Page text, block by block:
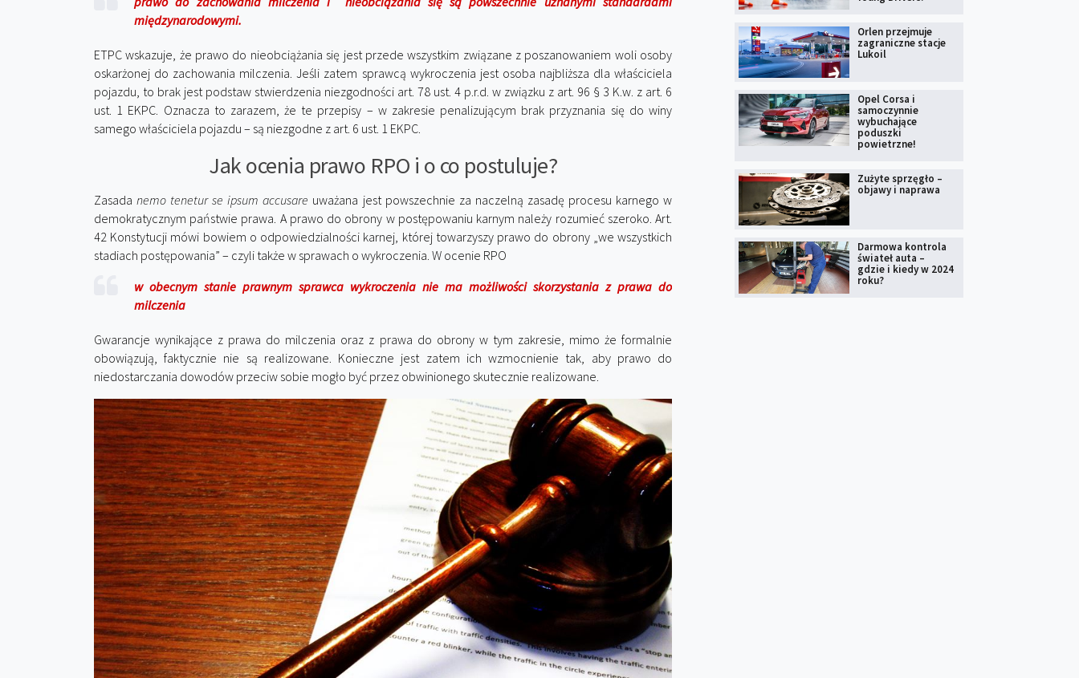
międzynarodowymi.
ETPC wskazuje, że prawo do nieobciążania się jest przede wszystkim związane z poszanowaniem woli osoby
oskarżonej do zachowania milczenia. Jeśli zatem sprawcą wykroczenia jest osoba najbliższa dla właściciela
pojazdu, to brak jest podstaw stwierdzenia niezgodności art. 78 ust. 4 p.r.d. w związku z art. 96 § 3 K.w. z art. 6
ust. 1 EKPC. Oznacza to zarazem, że te przepisy – w zakresie penalizującym brak przyznania się do winy
samego właściciela pojazdu – są niezgodne z art. 6 ust. 1 EKPC.
Jak ocenia prawo RPO i o co postuluje?
Zasadanemo tenetur se ipsum accusare uważana jest powszechnie za naczelną zasadę procesu karnego w
demokratycznym państwie prawa. A prawo do obrony w postępowaniu karnym należy rozumieć szeroko. Art.
42 Konstytucji mówi bowiem o odpowiedzialności karnej, której towarzyszy prawo do obrony „we wszystkich
stadiach postępowania” – czyli także w sprawach o wykroczenia. W ocenie RPO
w obecnym stanie prawnym sprawca wykroczenia nie ma możliwości skorzystania z prawa do
milczenia
Gwarancje wynikające z prawa do milczenia oraz z prawa do obrony w tym zakresie, mimo że formalnie
obowiązują, faktycznie nie są realizowane. Konieczne jest zatem ich wzmocnienie tak, aby prawo do
niedostarczania dowodów przeciw sobie mogło być przez obwinionego skutecznie realizowane.
Orlen przejmuje
zagraniczne stacje
Lukoil
Opel Corsa i
samoczynnie
wybuchające
poduszki
powietrzne!
Zużyte sprzęgło –
objawy i naprawa
Darmowa kontrola
świateł auta –
gdzie i kiedy w 2024
roku?